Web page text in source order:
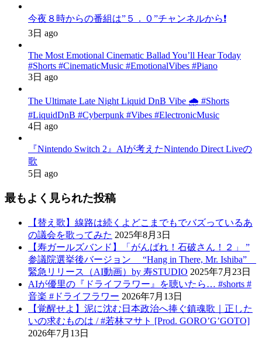
今夜８時からの番組は”５．０”チャンネルから❗️
3日 ago
The Most Emotional Cinematic Ballad You’ll Hear Today
#Shorts #CinematicMusic #EmotionalVibes #Piano
3日 ago
The Ultimate Late Night Liquid DnB Vibe 🌧️ #Shorts
#LiquidDnB #Cyberpunk #Vibes #ElectronicMusic
4日 ago
『Nintendo Switch 2』AIが考えたNintendo Direct Liveの
歌
5日 ago
最もよく見られた投稿
【替え歌】線路は続くよどこまでもでバズっているあ
の議会を歌ってみた 2025年8月3日
【寿ガールズバンド】「がんばれ！石破さん！２」 ”
参議院選挙後バージョン “Hang in There, Mr. Ishiba”
緊急リリース（AI動画）by 寿STUDIO 2025年7月23日
AIが優里の『ドライフラワー』を聴いたら… #shorts #
音楽 #ドライフラワー 2026年7月13日
【覚醒せよ】泥に沈む日本政治へ捧ぐ鎮魂歌｜正した
いの求むものは / #若林マサト [Prod. GORO’G’GOTO]
2026年7月13日